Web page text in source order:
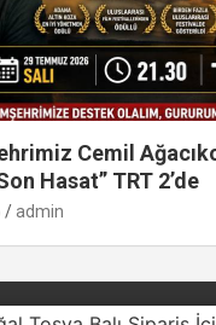
Cemil
Hasat” TRT 2’de
admin